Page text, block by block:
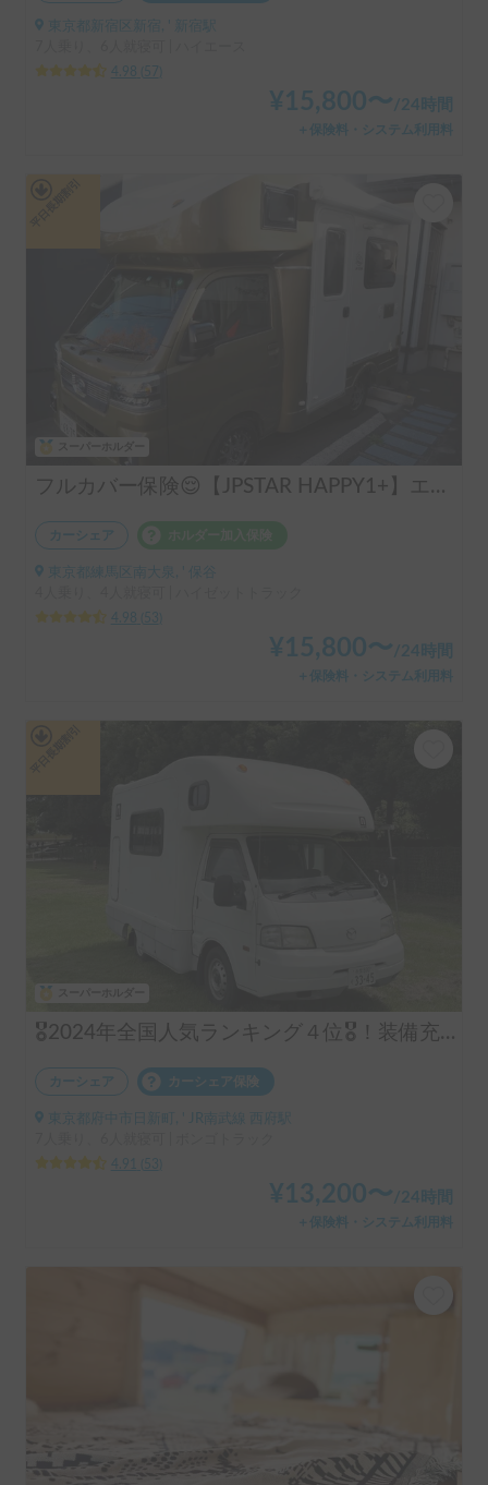
東京都新宿区新宿, ' 新宿駅
4.98
57
¥ 15,800〜 /24時間
＋保険料・システム利用料
フルカバー保険😌【JPSTAR HAPPY1+】エアコン完備！ペット歓迎🐾配車先多数🐾《西東京キャンピングカーレンタル》
カーシェア
東京都練馬区南大泉, ' 保谷
4.98
53
¥ 15,800〜 /24時間
＋保険料・システム利用料
🎖️2024年全国人気ランキング４位🎖️！装備充実！コインパーキング駐車可！6名就寝
カーシェア カーシェア保険
東京都府中市日新町, ' JR南武線 西府駅
4.91
53
¥ 13,200〜 /24時間
＋保険料・システム利用料